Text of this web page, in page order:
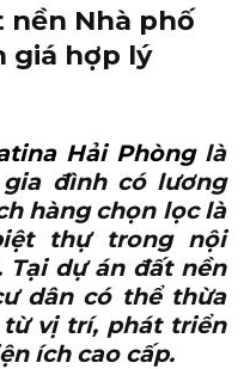
nền Nhà phố
giá hợp lý
Hải Phònglà
đình có lương
hàng chọn lọc là
thự trong nội
Tại dự án đất nền
dân có thể thừa
vị trí, phát triển
ích cao cấp.